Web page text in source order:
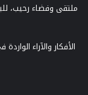
ملتقى وفضاء رحيب،
الأفكار والآراء